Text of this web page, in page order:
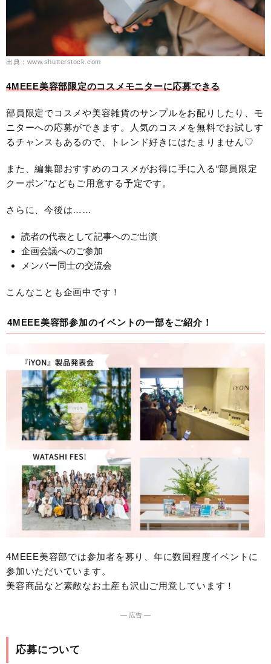
出典：www.shutterstock.com
4MEEE美容部限定のコスメモニターに応募できる
部員限定でコスメや美容雑貨のサンプルをお配りしたり、モ
ニターへの応募ができます。人気のコスメを無料でお試しす
るチャンスもあるので、トレンド好きにはたまりません♡
また、編集部おすすめのコスメがお得に手に入る“部員限定
クーポン”などもご用意する予定です。
さらに、今後は……
読者の代表として記事へのご出演
企画会議へのご参加
メンバー同士の交流会
こんなことも企画中です！
4MEEE美容部参加のイベントの一部をご紹介！
4MEEE美容部では参加者を募り、年に数回程度イベントに
参加いただいています。
美容商品など素敵なお土産も沢山ご用意しています！
― 広告 ―
応募について